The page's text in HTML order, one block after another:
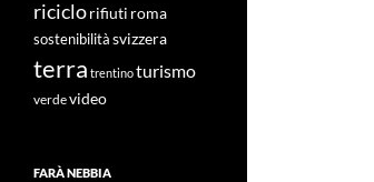
riciclorifiuti roma
sostenibilità svizzera
terra trentinoturismo
verdevideo
FARÀ NEBBIA